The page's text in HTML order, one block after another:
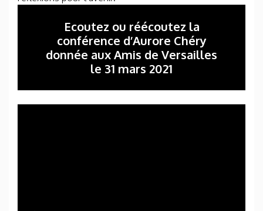
Ecoutez ou réécoutez la
conférence d’Aurore Chéry
donnée aux Amis de Versailles
le 31 mars 2021